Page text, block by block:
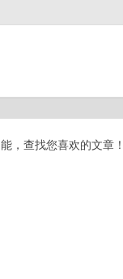
，查找您喜欢的文章！